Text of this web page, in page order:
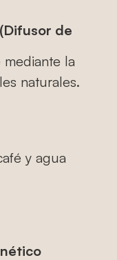
de
la
naturales.
y agua